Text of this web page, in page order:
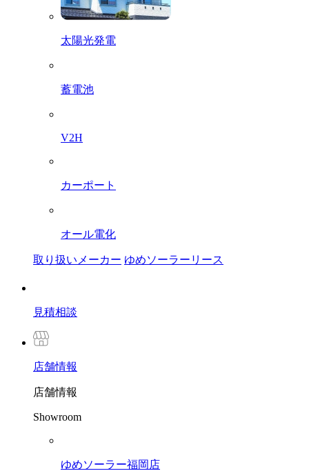
太陽光発電
蓄電池
V2H
カーポート
オール電化
取り扱いメーカー ゆめソーラーリース
見積相談
店舗情報
店舗情報
Showroom
ゆめソーラー福岡店